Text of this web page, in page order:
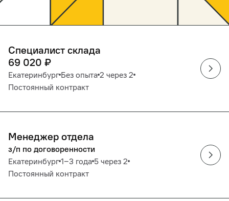
Специалист склада
69 020 ₽
Екатеринбург Без опыта 2 через 2
Постоянный контракт
Менеджер отдела
з/п по договоренности
Екатеринбург 1‒3 года 5 через 2
Постоянный контракт